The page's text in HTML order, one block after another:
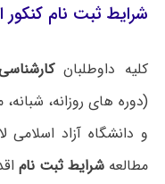
شرایط ثبت نام کنکور
کلیه داوطلبانکارشناسی
(دوره های روزانه،
و دانشگاه آزاد
مطالعهشرایط ثبت نام